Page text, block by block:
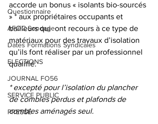
Questionnaire
AFOC Sondage
Dates Formations Syndicales
ELECTIONS
JOURNAL FO56
SERVICE PUBLIC
PRESSE
accorde un bonus « isolants bio-sourcés
» * aux propriétaires occupants et
bailleurs qui  ont recours à ce type de
matériaux pour des travaux d’isolation
qu’ils font réaliser par un professionnel
qualifié.
* excepté pour l’isolation du plancher
de combles perdus et plafonds de
combles aménagés seul.